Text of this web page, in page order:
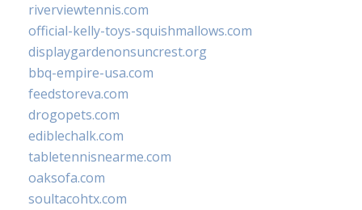
riverviewtennis.com
official-kelly-toys-squishmallows.com
displaygardenonsuncrest.org
bbq-empire-usa.com
feedstoreva.com
drogopets.com
ediblechalk.com
tabletennisnearme.com
oaksofa.com
soultacohtx.com